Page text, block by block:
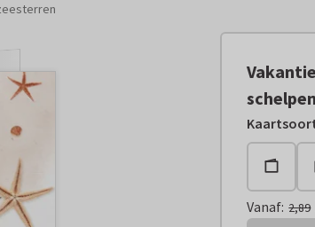
Vanaf:€
Vanaf: 2,89